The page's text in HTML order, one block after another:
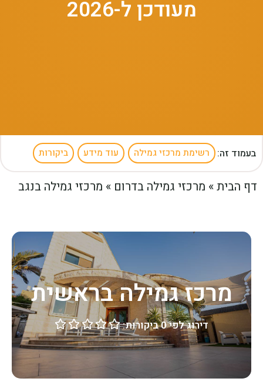
מעודכן ל-2026
בעמוד זה: רשימת מרכזי גמילה עוד מידע ביקורות
דף הבית» מרכזי גמילה בדרום » מרכזי גמילה בנגב
מרכז גמילה בראשית
דירוג לפי 0 ביקורות: 



